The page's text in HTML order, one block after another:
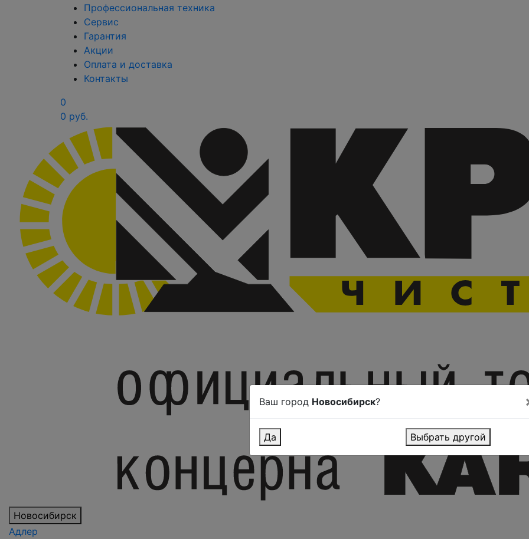
Профессиональная техника
Сервис
Гарантия
Акции
Оплата и доставка
Контакты
0
0 руб.
Новосибирск
Адлер
Ваш город Новосибирск?
Да Выбрать другой